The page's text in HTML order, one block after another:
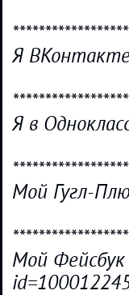
Я
Я в
Мой Гугл-
Мой Фейсбук